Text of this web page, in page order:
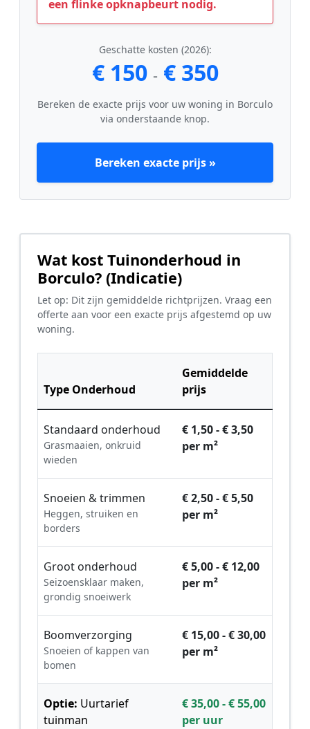
een flinke opknapbeurt nodig.
Geschatte kosten (2026):
€ 150 - € 350
Bereken de exacte prijs voor uw woning in Borculo
via onderstaande knop.
Bereken exacte prijs »
Wat kost Tuinonderhoud in
Borculo? (Indicatie)
Let op: Dit zijn gemiddelde richtprijzen. Vraag een
offerte aan voor een exacte prijs afgestemd op uw
woning.
Type Onderhoud
Gemiddelde
prijs
Standaard onderhoud
Grasmaaien, onkruid
wieden
€ 1,50 - € 3,50
per m²
Snoeien & trimmen
Heggen, struiken en
borders
€ 2,50 - € 5,50
per m²
Groot onderhoud
Seizoensklaar maken,
grondig snoeiwerk
€ 5,00 - € 12,00
per m²
Boomverzorging
Snoeien of kappen van
bomen
€ 15,00 - € 30,00
per m²
Optie: Uurtarief
tuinman
€ 35,00 - € 55,00
per uur